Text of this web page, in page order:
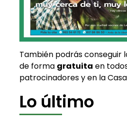
También podrás conseguir
de forma gratuita en
patrocinadores y en la
Lo último